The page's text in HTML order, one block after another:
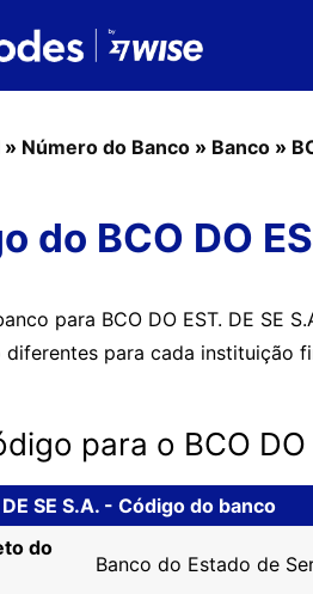
» Número do Banco » Banco »
do BCO DO
para BCO DO EST. DE SE
diferentes para cada instituição
para o BCO DO
DE SE S.A. - Código do banco
do
Banco do Estado de